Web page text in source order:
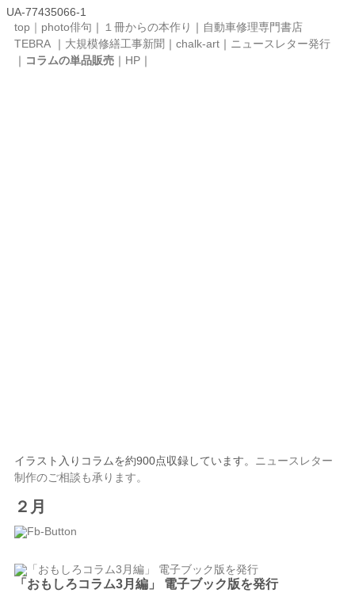
UA-77435066-1
top｜ photo俳句 １冊からの本作り
自動車修理専門書店
TEBRA
大規模修繕工事新聞 chalk-art
ニュースレター発行
コラムの単品販売 HP
イラスト入りコラムを約900点収録しています。 ニュースレター
制作のご相談も承ります。
２月
「おもしろコラム3月編」 電子ブック版を発行